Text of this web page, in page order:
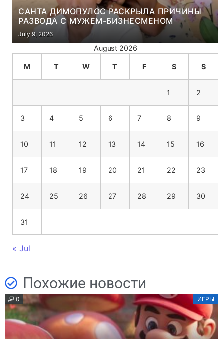
САНТА ДИМОПУЛОС РАСКРЫЛА ПРИЧИНЫ
РАЗВОДА С МУЖЕМ-БИЗНЕСМЕНОМ
July 9, 2026
August 2026
M T W T F S S
1 2
3 4 5 6 7 8 9
10 11 12 13 14 15 16
17 18 19 20 21 22 23
24 25 26 27 28 29 30
31
« Jul
Похожие новости
0 ИГРЫ